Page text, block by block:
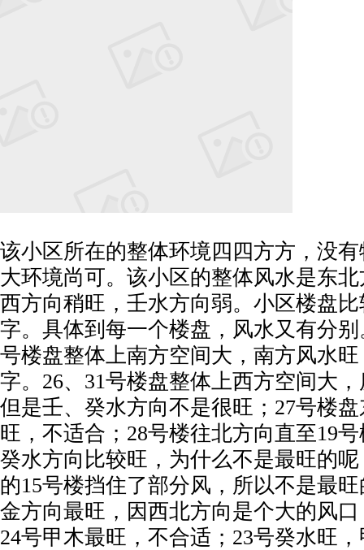
该小区所在的整体环境四四方方，没
大环境尚可。该小区的整体风水是东
西方向稍旺，壬水方向弱。小区楼盘
字。具体到每一个楼盘，风水又有分别
号楼盘整体上南方空间大，南方风水
字。26、31号楼盘整体上西方空间大
但是壬、癸水方向不是很旺；27号楼
旺，不适合；28号楼往北方向直至19
癸水方向比较旺，为什么不是最旺的
的15号楼挡住了部分风，所以不是最
金方向最旺，因西北方向是个大的风
24号甲木最旺，不合适；23号癸水旺